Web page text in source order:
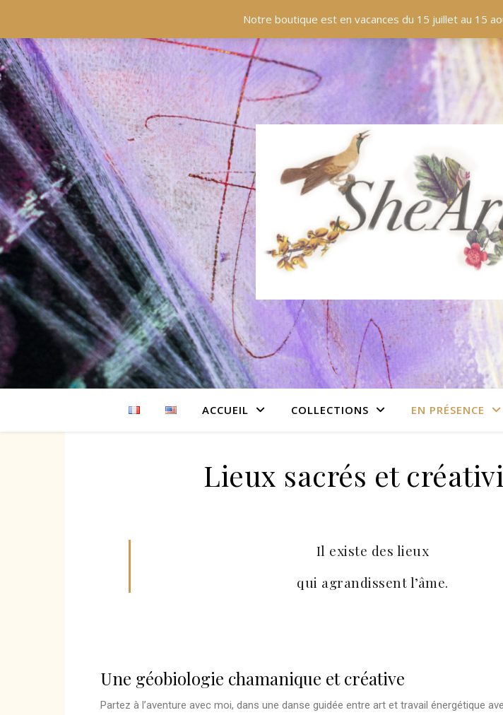
Notre boutique est en vacances du 15 juillet au 15
COLLECTIONS EN PRÉSENCE EN LIGNE BOUTIQUE BLOG PANIER
ACCUEIL COLLECTIONS EN PRÉSENCE
Lieux sacrés et
Il existe des lieux
qui agrandissent l’âme.
Une géobiologie chamanique et créative
Partez à l’aventure avec moi, dans une danse guidée entre art et travail énergétique